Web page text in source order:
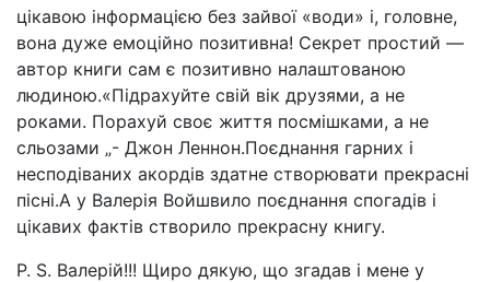
цікавою інформацією без зайвої «води» і, головне,
вона дуже емоційно позитивна! Секрет простий —
автор книги сам є позитивно налаштованою
людиною.«Підрахуйте свій вік друзями, а не
роками. Порахуй своє життя посмішками, а не
сльозами „- Джон Леннон.Поєднання гарних і
несподіваних акордів здатне створювати прекрасні
пісні.А у Валерія Войшвило поєднання спогадів і
цікавих фактів створило прекрасну книгу.
P. S. Валерій!!! Щиро дякую, що згадав і мене у